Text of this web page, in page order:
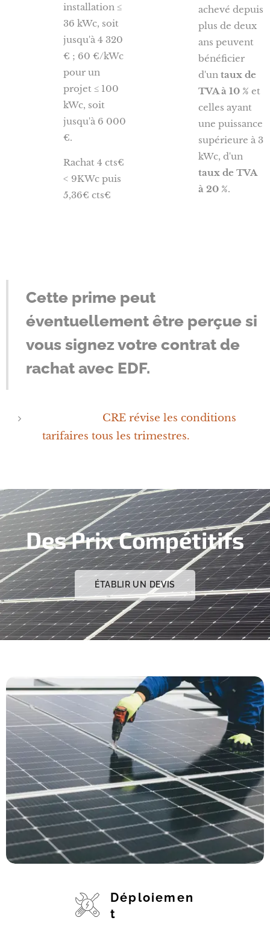
installation ≤
36 kWc, soit
jusqu'à 4 320
€ ; 60 €/kWc
pour un
projet ≤ 100
kWc, soit
jusqu'à 6 000
€.
Rachat 4 cts€
< 9KWc puis
5,36€ cts€
achevé depuis
plus de deux
ans peuvent
bénéficier
d'un taux de
TVA à 10 % et
celles ayant
une puissance
supérieure à 3
kWc, d'un
taux de TVA
à 20 %.
Cette prime peut
éventuellement être perçue si
vous signez votre contrat de
rachat avec EDF.
CRE révise les conditions
tarifaires tous les trimestres.
Des Prix Compétitifs
ÉTABLIR UN DEVIS
Déploiemen
t